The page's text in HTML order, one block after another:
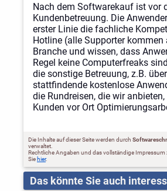
Nach dem Softwarekauf ist vor
Kundenbetreuung. Die
erster Linie die fachliche
Hotline (alle Supporter kommen
Branche und wissen, dass
Regel keine Computerfreaks
die sonstige Betreuung, z.B.
stattfindende kostenlose
die Rundreisen, die wir
Kunden vor Ort
Die Inhalte auf dieser Seite werden durch
verwaltet.
Rechtliche Angaben und das vollständige
Sie hier.
Das könnte Sie auch